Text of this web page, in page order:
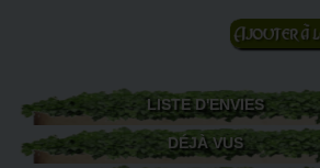
Ajouter au
panier
LISTE D'ENVIES
DÉJÀ VUS